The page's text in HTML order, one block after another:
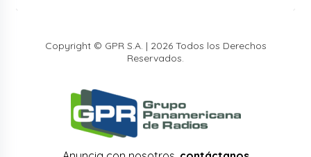
Copyright © GPR S.A. | 2026 Todos los Derechos
Reservados.